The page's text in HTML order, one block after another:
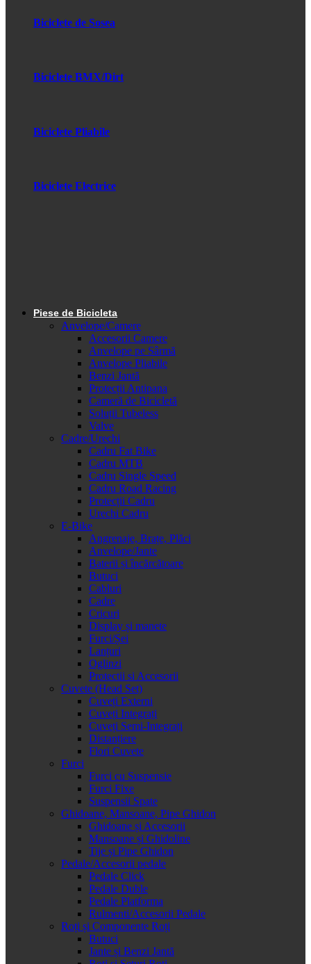
Biciclete de Sosea
Biciclete BMX/Dirt
Biciclete Pliabile
Biciclete Electrice
Piese de Bicicleta
Anvelope/Camere
Accesorii Camere
Anvelope pe Sârmă
Anvelope Pliabile
Benzi Jantă
Protecții Antipana
Cameră de Bicicletă
Soluții Tubeless
Valve
Cadre/Urechi
Cadru Fat Bike
Cadru MTB
Cadru Single Speed
Cadru Road Racing
Protecții Cadru
Urechi Cadru
E-Bike
Angrenaje, Brațe, Plăci
Anvelope/Jante
Baterii și încărcătoare
Butuci
Cabluri
Cadre
Cricuri
Display și manete
Furci/Șei
Lanțuri
Oglinzi
Protectii si Accesorii
Cuvete (Head Set)
Cuveți Externi
Cuveți Integrați
Cuveți Semi-Integrați
Distanțiere
Flori Cuvete
Furci
Furci cu Suspensie
Furci Fixe
Suspensii Spate
Ghidoane, Mansoane, Pipe Ghidon
Ghidoane și Accesorii
Mansoane și Ghidoline
Tije și Pipe Ghidon
Pedale/Accesorii pedale
Pedale Click
Pedale Duble
Pedale Platforma
Rulmenti/Accesorii Pedale
Roți și Componente Roți
Butuci
Jante și Benzi Jantă